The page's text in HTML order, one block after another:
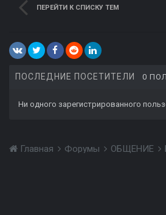
ПЕРЕЙТИ К СПИСКУ ТЕМ
ПОСЛЕДНИЕ ПОСЕТИТЕЛИ 0
Ни одного зарегистрированного
Главная Форумы ОБЩЕНИЕ